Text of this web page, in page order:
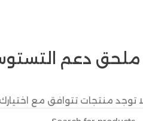
ملحق دعم
توجد منتجات تتوافق مع